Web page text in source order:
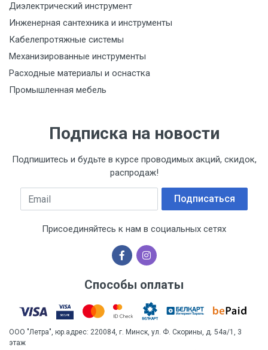
Диэлектрический инструмент
Инженерная сантехника и инструменты
Кабелепротяжные системы
Механизированные инструменты
Расходные материалы и оснастка
Промышленная мебель
Подписка на новости
Подпишитесь и будьте в курсе проводимых акций, скидок,
распродаж!
Email Подписаться
Присоединяйтесь к нам в социальных сетях
Способы оплаты
ООО "Летра", юр.адрес: 220084, г. Минск, ул. Ф. Скорины, д. 54а/1, 3
этаж